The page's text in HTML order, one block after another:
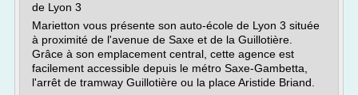
de Lyon 3
Marietton vous présente son auto-école de Lyon 3 située
à proximité de l'avenue de Saxe et de la Guillotière.
Grâce à son emplacement central, cette agence est
facilement accessible depuis le métro Saxe-Gambetta,
l'arrêt de tramway Guillotière ou la place Aristide Briand.